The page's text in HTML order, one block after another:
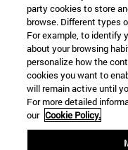
party cookies to store
browse. Different types
For example, to identify
about your browsing
personalize how the
cookies you want to
will remain active until
For more detailed
our Cookie Policy.